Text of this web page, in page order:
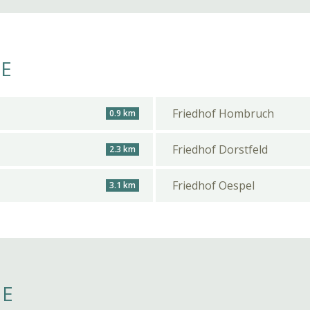
0.9 km Friedhof Hombruch
2.3 km Friedhof Dorstfeld
3.1 km Friedhof Oespel